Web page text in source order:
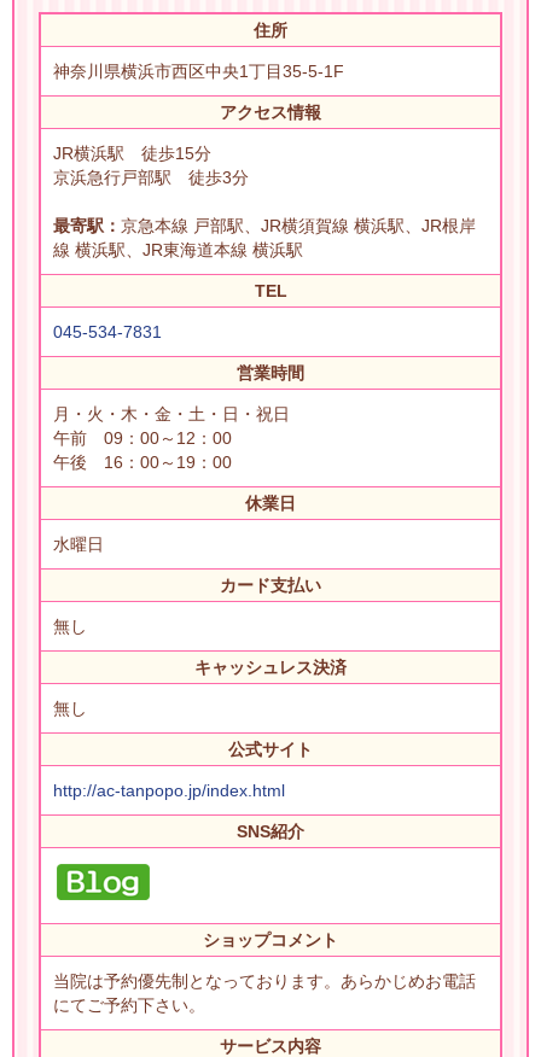
住所
神奈川県横浜市西区中央1丁目35-5-1F
アクセス情報
JR横浜駅 徒歩15分
京浜急行戸部駅 徒歩3分
最寄駅： 京急本線 戸部駅、JR横須賀線 横浜駅、JR根岸
線 横浜駅、JR東海道本線 横浜駅
TEL
045-534-7831
営業時間
月・火・木・金・土・日・祝日
午前 09：00～12：00
午後 16：00～19：00
休業日
水曜日
カード支払い
無し
キャッシュレス決済
無し
公式サイト
http://ac-tanpopo.jp/index.html
SNS紹介
ショップコメント
当院は予約優先制となっております。あらかじめお電話
にてご予約下さい。
サービス内容